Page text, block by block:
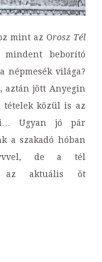
mint az Orosz Tél
beborító
népmesék világa?
aztán jött Anyegin
tételek közül is az
Ugyan jó pár
a szakadó hóban
de a tél
az aktuális öt